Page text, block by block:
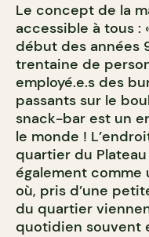
Le concept de la
accessible à tous :
début des années
trentaine de
employé.e.s des
passants sur le
snack-bar est un
le monde !
quartier du
également comme
où, pris d’une
du quartier
quotidien souvent